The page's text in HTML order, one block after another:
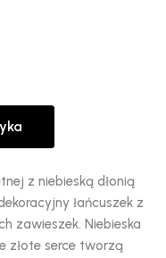
z niebieską dłonią
łańcuszek z
zawieszek. Niebieska
złote serce tworzą